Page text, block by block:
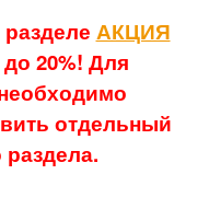
АКЦИЯ
20%! Для
отдельный
раздела.